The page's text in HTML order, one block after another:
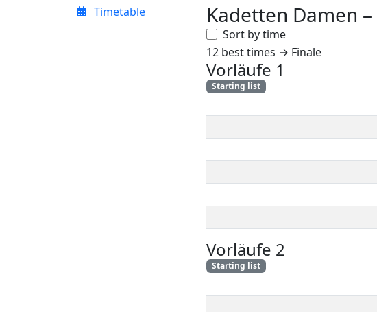
Timetable
Kadetten Damen –
Sort by time
12 best times → Finale
Vorläufe 1
Starting list
Vorläufe 2
Starting list